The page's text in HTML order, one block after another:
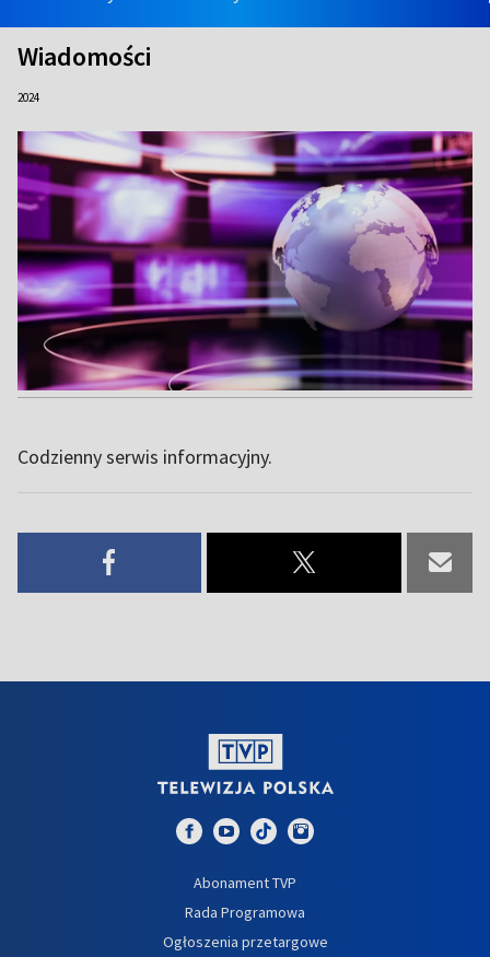
Wiadomości
2024
Codzienny serwis informacyjny.
Abonament TVP
Rada Programowa
Ogłoszenia przetargowe